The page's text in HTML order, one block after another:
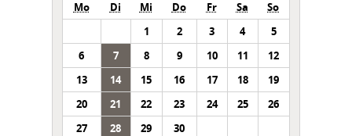
Mo Di Mi Do Fr Sa
So
1
2 3 4
5
6
7 8 9 10 11
12
13
14 15 16 17 18
19
20
21 22 23 24 25
26
27
28 29 30